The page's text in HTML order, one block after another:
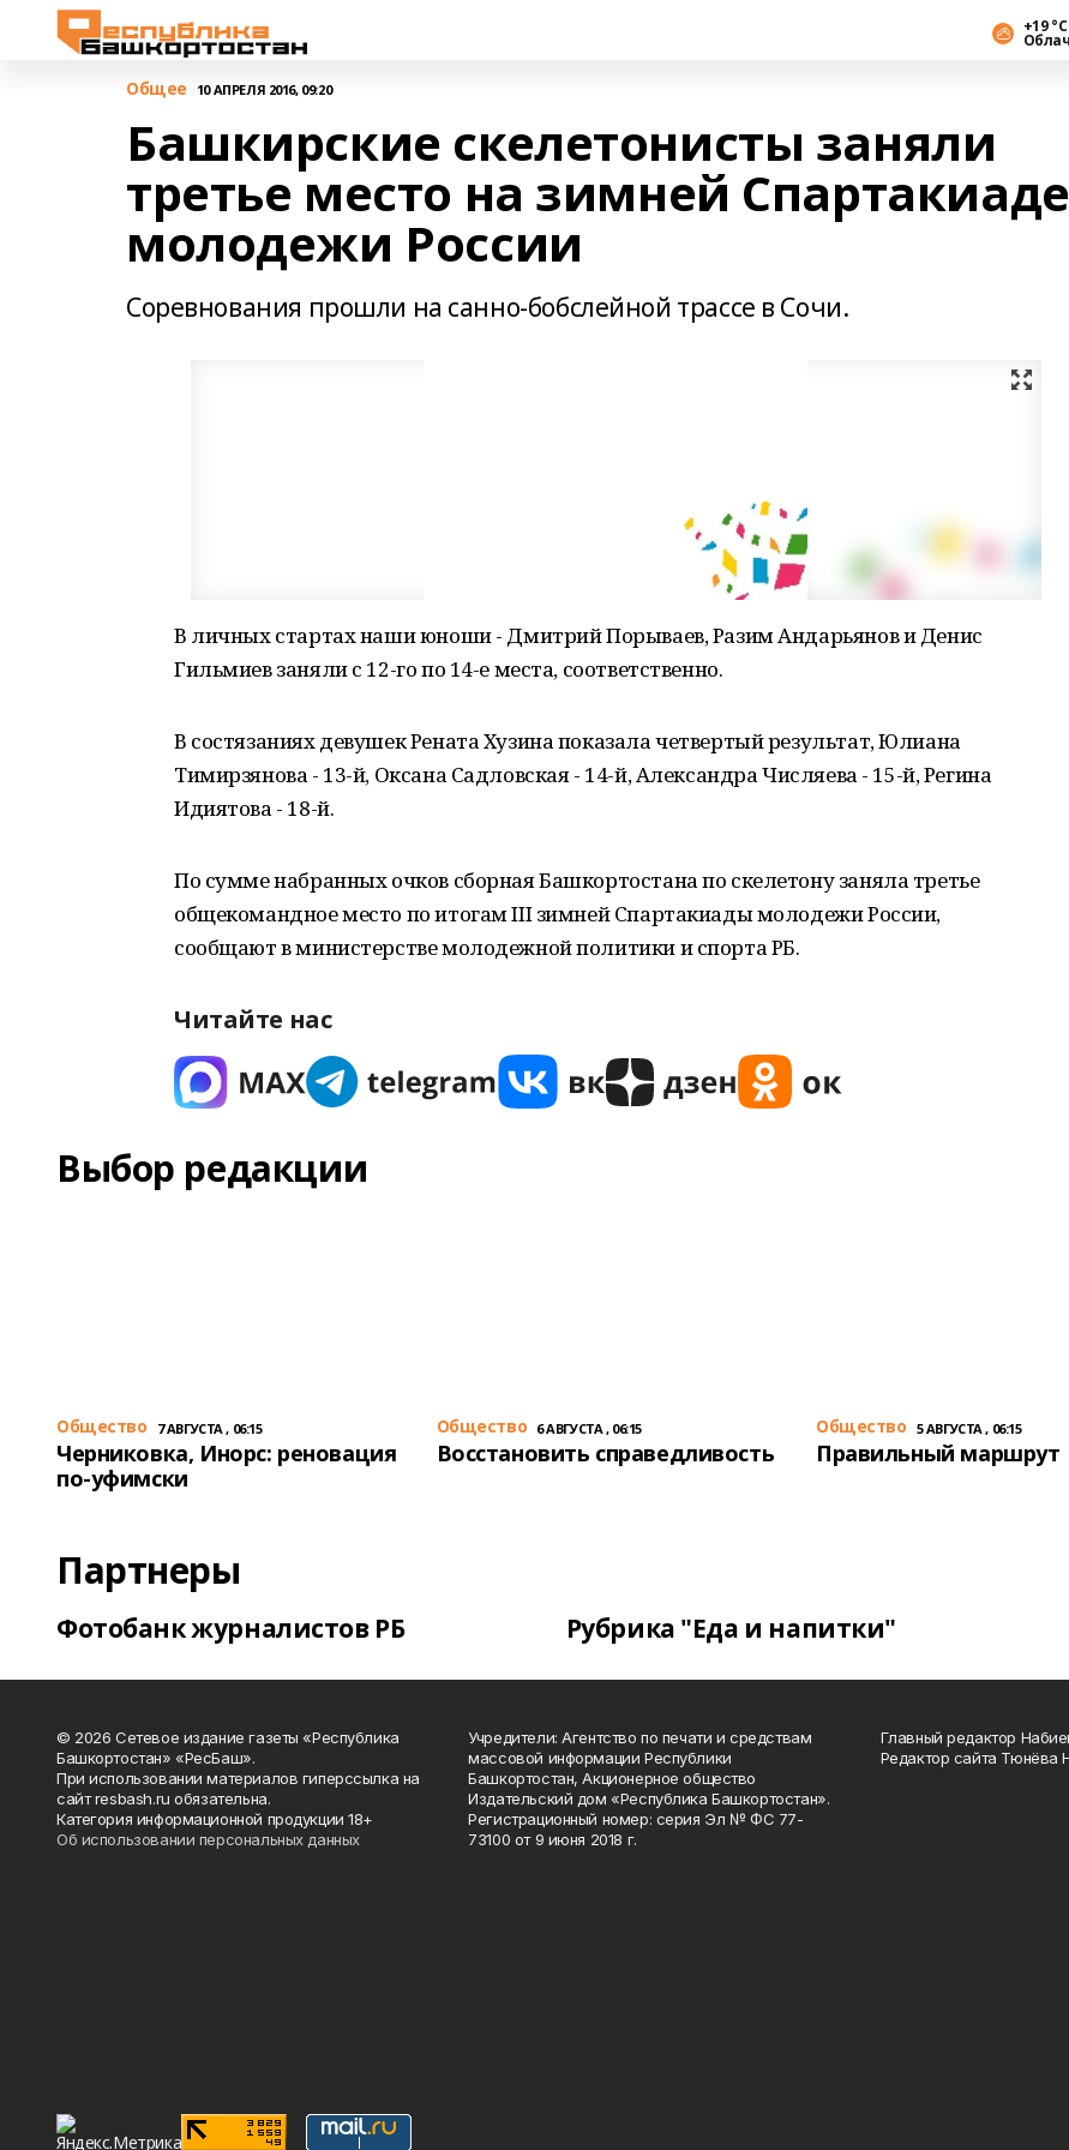
+19 °С
Общее 10 АПРЕЛЯ 2016, 09:20
Башкирские скелетонисты заняли
третье место на зимней Спартакиаде
молодежи России
Соревнования прошли на санно-бобслейной трассе в Сочи.
В личных стартах наши юноши - Дмитрий Порываев, Разим Андарьянов и Денис
Гильмиев заняли с 12-го по 14-е места, соответственно.
В состязаниях девушек Рената Хузина показала четвертый результат, Юлиана
Тимирзянова - 13-й, Оксана Садловская - 14-й, Александра Числяева - 15-й, Регина
Идиятова - 18-й.
По сумме набранных очков сборная Башкортостана по скелетону заняла третье
общекомандное место по итогам III зимней Спартакиады молодежи России,
сообщают в министерстве молодежной политики и спорта РБ.
Читайте нас
Выбор редакции
Общество 7 АВГУСТА , 06:15
Черниковка, Инорс: реновация
по-уфимски
Общество 6 АВГУСТА , 06:15
Восстановить справедливость
Общество 5 АВГУСТА , 06:15
Правильный маршрут
Партнеры
Фотобанк журналистов РБ Рубрика "Еда и напитки"
© 2026 Сетевое издание газеты «Республика
Башкортостан» «РесБаш».
При использовании материалов гиперссылка на
сайт resbash.ru обязательна.
Категория информационной продукции 18+
Об использовании персональных данных
Учредители: Агентство по печати и средствам
массовой информации Республики
Башкортостан, Акционерное общество
Издательский дом «Республика Башкортостан».
Регистрационный номер: серия Эл № ФС 77-
73100 от 9 июня 2018 г.
Главный редактор
Редактор сайта Тюнёва